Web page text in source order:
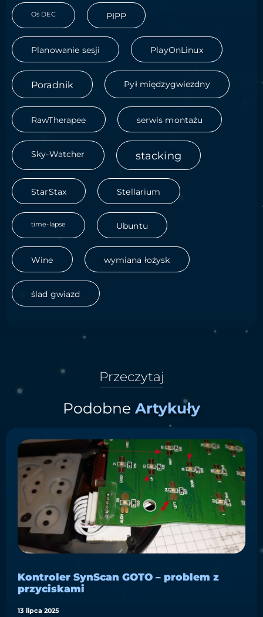
Oś DEC PIPP
Planowanie sesji PlayOnLinux
Poradnik Pył międzygwiezdny
RawTherapee serwis montażu
Sky-Watcher stacking
StarStax Stellarium
time-lapse Ubuntu
Wine wymiana łożysk
ślad gwiazd
Przeczytaj
Podobne Artykuły
Kontroler SynScan GOTO – problem z
przyciskami
13 lipca 2025